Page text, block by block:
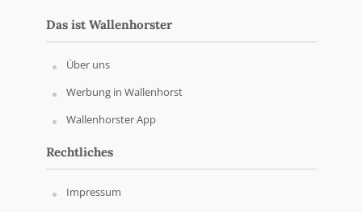
Das ist Wallenhorster
Über uns
Werbung in Wallenhorst
Wallenhorster App
Rechtliches
Impressum